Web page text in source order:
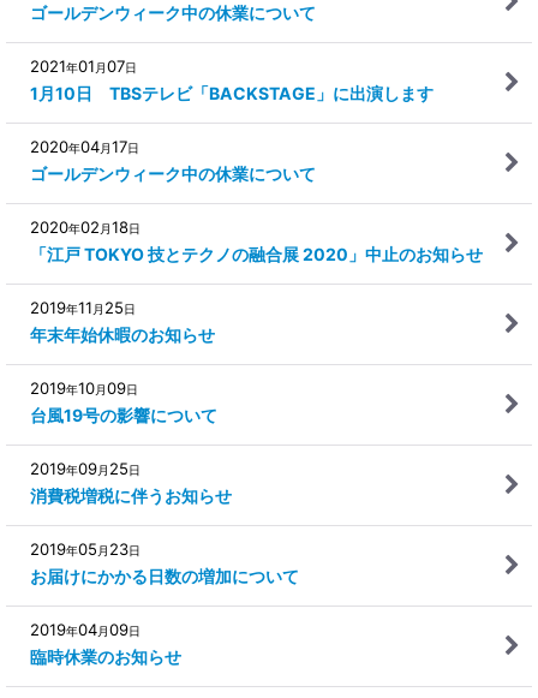
ゴールデンウィーク中の休業について
2021年01 月07日
1月10日 TBSテレビ「BACKSTAGE」に出演します
2020年04月17日
ゴールデンウィーク中の休業について
2020年02 月18日
「江戸 TOKYO 技とテクノの融合展 2020」中止のお知らせ
2019年11 月 25日
年末年始休暇のお知らせ
2019年10月09日
台風19号の影響について
2019年09月 25日
消費税増税に伴うお知らせ
2019年05 月 23日
お届けにかかる日数の増加について
2019年04月09日
臨時休業のお知らせ